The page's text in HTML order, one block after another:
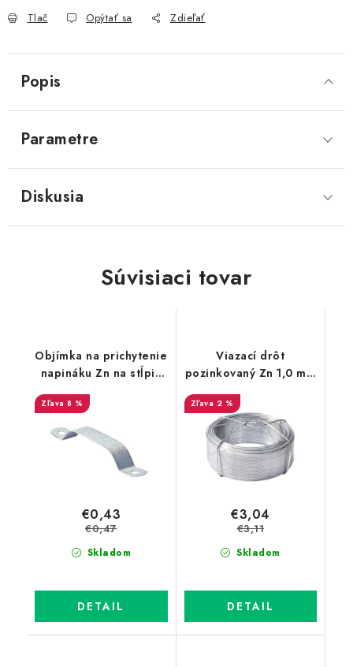
Tlač Opýtať sa Zdieľať
Popis
Parametre
Diskusia
Súvisiaci tovar
Objímka na prichytenie
napináku Zn na stĺpik
38 mm
8 %
Skladom
€0,43
€0,47
DETAIL
Viazací drôt
pozinkovaný Zn 1,0 mm
v drôtenom obale,
dĺžka 100 m
2 %
Skladom
€3,04
€3,11
DETAIL